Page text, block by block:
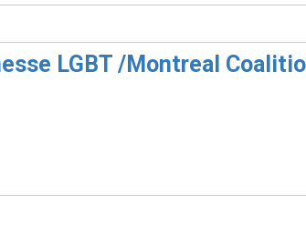
LGBT /Montreal